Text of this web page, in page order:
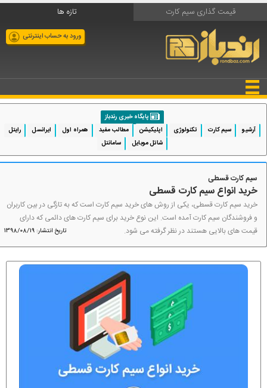
قیمت گذاری سیم کارت تازه ها
ورود به حساب اینترنتی
پایگاه خبری رندباز
آرشیو
سیم کارت تکنولوژی اپلیکیشن مطالب مفید همراه اول ایرانسل
رایتل
شاتل موبایل
سامانتل
سیم کارت قسطی
خرید انواع سیم کارت قسطی
خرید سیم کارت قسطی، یکی از روش های خرید سیم کارت است که به تازگی در بین کاربران
و فروشندگان سیم کارت آمده است. این نوع خرید برای سیم کارت های دائمی که دارای
قیمت های بالایی هستند در نظر گرفته می شود.
تاریخ انتشار: 1398/08/19